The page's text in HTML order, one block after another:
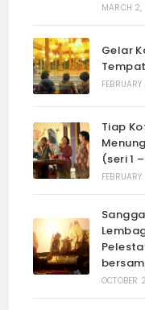
MARCH 2,
Gelar
Tiap
(seri 1